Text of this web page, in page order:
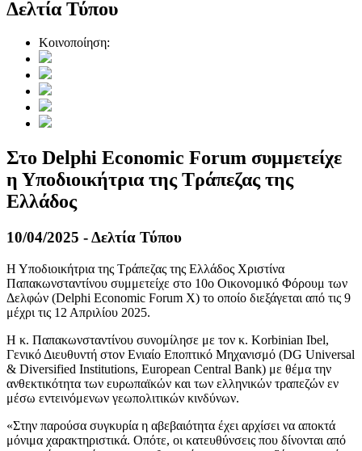
Δελτία Τύπου
Κοινοποίηση:
Στο Delphi Economic Forum συμμετείχε
η Υποδιοικήτρια της Τράπεζας της
Ελλάδος
10/04/2025 - Δελτία Τύπου
Η Υποδιοικήτρια της Τράπεζας της Ελλάδος Χριστίνα
Παπακωνσταντίνου συμμετείχε στo 10o Οικονομικό Φόρουμ των
Δελφών (Delphi Economic Forum X) το οποίο διεξάγεται από τις 9
μέχρι τις 12 Απριλίου 2025.
Η κ. Παπακωνσταντίνου συνομίλησε με τον κ. Korbinian Ibel,
Γενικό Διευθυντή στον Ενιαίο Εποπτικό Μηχανισμό (DG Universal
& Diversified Institutions, European Central Bank) με θέμα την
ανθεκτικότητα των ευρωπαϊκών και των ελληνικών τραπεζών εν
μέσω εντεινόμενων γεωπολιτικών κινδύνων.
«Στην παρούσα συγκυρία η αβεβαιότητα έχει αρχίσει να αποκτά
μόνιμα χαρακτηριστικά. Οπότε, οι κατευθύνσεις που δίνονται από